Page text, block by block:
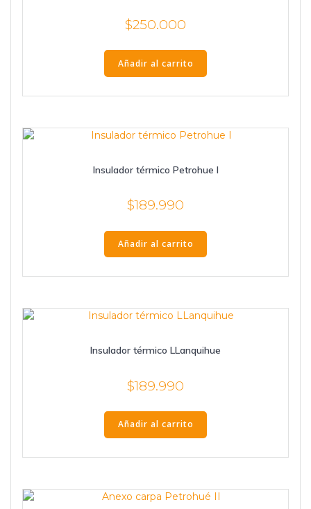
$250.000
Añadir al carrito
Insulador térmico Petrohue I
$189.990
Añadir al carrito
Insulador térmico LLanquihue
$189.990
Añadir al carrito